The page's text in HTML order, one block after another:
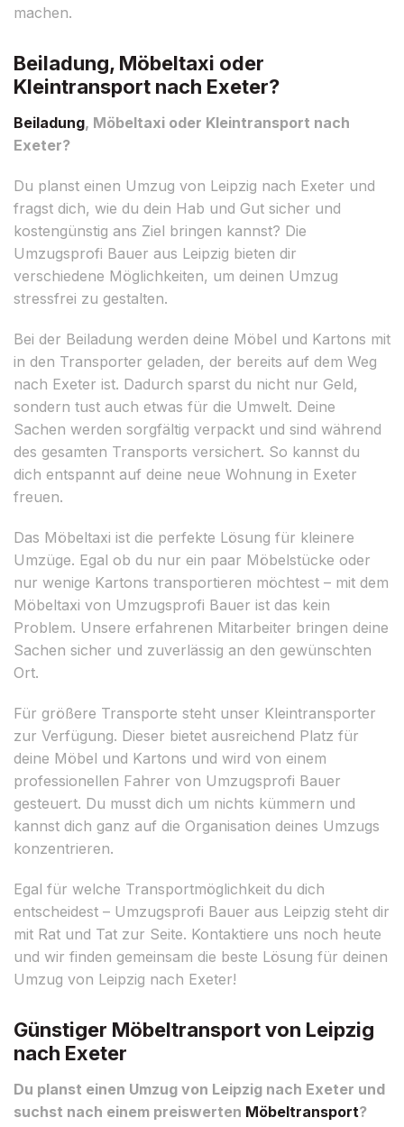
machen.
Beiladung, Möbeltaxi oder
Kleintransport nach Exeter?
Beiladung, Möbeltaxi oder Kleintransport nach
Exeter?
Du planst einen Umzug von Leipzig nach Exeter und
fragst dich, wie du dein Hab und Gut sicher und
kostengünstig ans Ziel bringen kannst? Die
Umzugsprofi Bauer aus Leipzig bieten dir
verschiedene Möglichkeiten, um deinen Umzug
stressfrei zu gestalten.
Bei der Beiladung werden deine Möbel und Kartons mit
in den Transporter geladen, der bereits auf dem Weg
nach Exeter ist. Dadurch sparst du nicht nur Geld,
sondern tust auch etwas für die Umwelt. Deine
Sachen werden sorgfältig verpackt und sind während
des gesamten Transports versichert. So kannst du
dich entspannt auf deine neue Wohnung in Exeter
freuen.
Das Möbeltaxi ist die perfekte Lösung für kleinere
Umzüge. Egal ob du nur ein paar Möbelstücke oder
nur wenige Kartons transportieren möchtest – mit dem
Möbeltaxi von Umzugsprofi Bauer ist das kein
Problem. Unsere erfahrenen Mitarbeiter bringen deine
Sachen sicher und zuverlässig an den gewünschten
Ort.
Für größere Transporte steht unser Kleintransporter
zur Verfügung. Dieser bietet ausreichend Platz für
deine Möbel und Kartons und wird von einem
professionellen Fahrer von Umzugsprofi Bauer
gesteuert. Du musst dich um nichts kümmern und
kannst dich ganz auf die Organisation deines Umzugs
konzentrieren.
Egal für welche Transportmöglichkeit du dich
entscheidest – Umzugsprofi Bauer aus Leipzig steht dir
mit Rat und Tat zur Seite. Kontaktiere uns noch heute
und wir finden gemeinsam die beste Lösung für deinen
Umzug von Leipzig nach Exeter!
Günstiger Möbeltransport von Leipzig
nach Exeter
Du planst einen Umzug von Leipzig nach Exeter und
suchst nach einem preiswerten Möbeltransport?